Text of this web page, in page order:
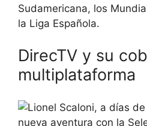
Sudamericana, los
la Liga Española.
DirecTV y su
multiplataforma